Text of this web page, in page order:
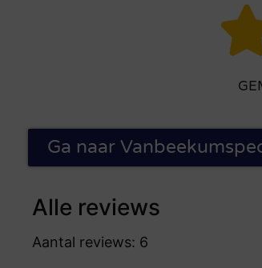
Ga naar
Alle reviews
Aantal reviews: 6